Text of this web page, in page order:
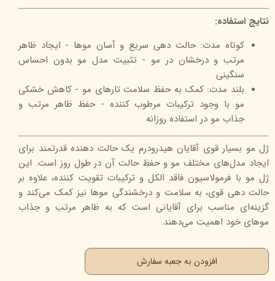
نتایج استفاده:
کوتاه مدت: حالت دهی سریع و آسان موها - ایجاد ظاهر
مرتب و درخشان در مو - تثبیت مدل مو بدون احساس
سنگینی
بلند مدت: کمک به حفظ سلامت تارهای مو - کاهش خشکی
مو با وجود ترکیبات مرطوب کننده - حفظ ظاهر مرتب و
جذاب مو در استفاده روزانه
ژل مو بسیار قوی آقایان هیدرودرم یک حالت دهنده قدرتمند برای
ایجاد مدل‌های مختلف مو و حفظ حالت آن در طول روز است. این
ژل مو با فرمولاسیون فاقد الکل و ترکیبات تقویت کننده، علاوه بر
حالت دهی قوی، به سلامت و درخشندگی موها نیز کمک می‌کند و
گزینه‌ای مناسب برای آقایانی است که به ظاهر مرتب و جذاب
موهای خود اهمیت می‌دهند.
افزودن به جعبه سفارش